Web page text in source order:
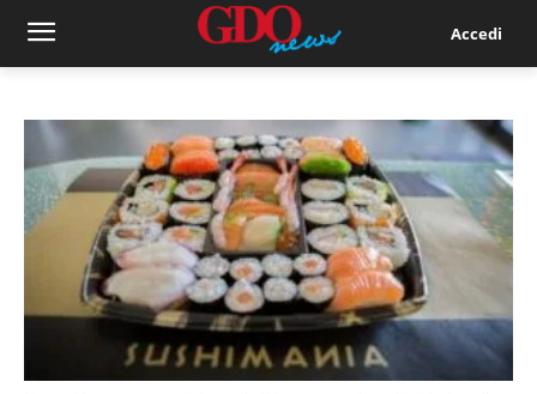
Accedi